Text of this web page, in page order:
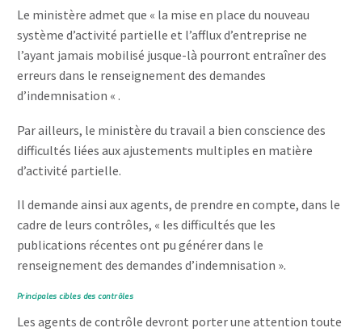
Le ministère admet que « la mise en place du nouveau
système d’activité partielle et l’afflux d’entreprise ne
l’ayant jamais mobilisé jusque-là pourront entraîner des
erreurs dans le renseignement des demandes
d’indemnisation « .
Par ailleurs, le ministère du travail a bien conscience des
difficultés liées aux ajustements multiples en matière
d’activité partielle.
Il demande ainsi aux agents, de prendre en compte, dans le
cadre de leurs contrôles, « les difficultés que les
publications récentes ont pu générer dans le
renseignement des demandes d’indemnisation ».
Principales cibles des contrôles
Les agents de contrôle devront porter une attention toute